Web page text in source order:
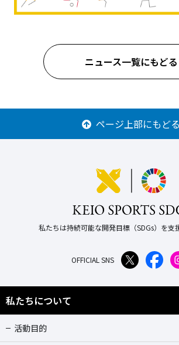
ニュース一覧にもどる
ページ上部にもどる
私たちは持続可能な開発目標（SDGs）を支
OFFICIAL SNS
私たちについて
活動目的